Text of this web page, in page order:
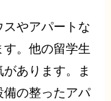
やアパートな
。他の留学生
あります。ま
備の整ったアパ